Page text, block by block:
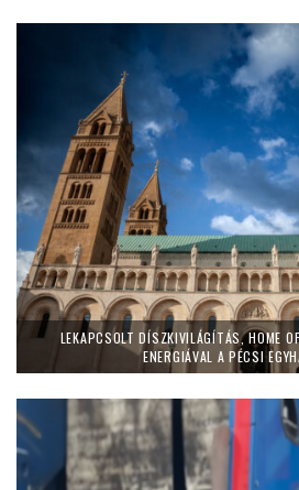
LEKAPCSOLT DÍSZKIVILÁGÍTÁS, HOME
ENERGIÁVAL A PÉCSI